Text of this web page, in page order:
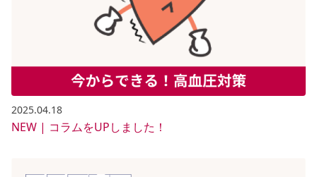
2025.04.18
NEW | コラムをUPしました！